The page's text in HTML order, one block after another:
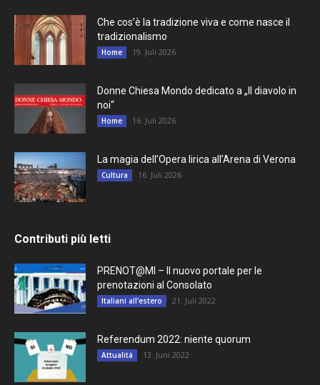
Che cos’è la tradizione viva e come nasce il
tradizionalismo
Home 19. Juli 2026
Donne Chiesa Mondo dedicato a „Il diavolo in
noi“
Home 16. Juli 2026
La magia dell’Opera lirica all’Arena di Verona
Cultura 16. Juli 2026
Contributi più letti
PRENOT@MI – Il nuovo portale per le
prenotazioni al Consolato
Italiani all'estero 21. Juli 2022
Referendum 2022: niente quorum
Attualità 13. Juni 2022